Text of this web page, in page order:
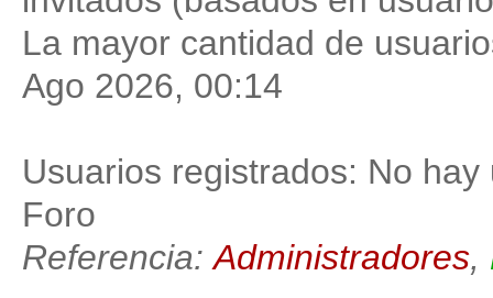
La mayor cantidad de
Ago 2026, 00:14
Usuarios registrados: No
Foro
Referencia:Administradores,